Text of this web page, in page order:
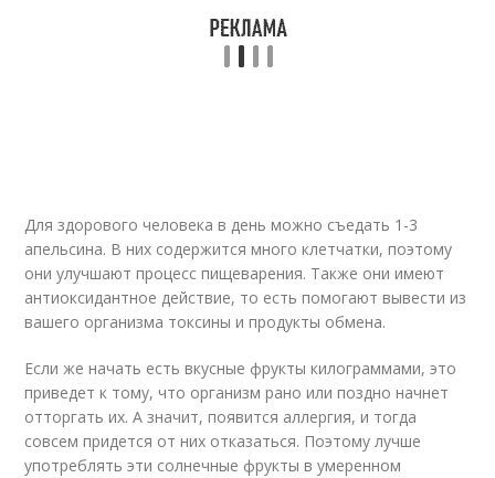
Для здорового человека в день можно съедать 1-3
апельсина. В них содержится много клетчатки, поэтому
они улучшают процесс пищеварения. Также они имеют
антиоксидантное действие, то есть помогают вывести из
вашего организма токсины и продукты обмена.
Если же начать есть вкусные фрукты килограммами, это
приведет к тому, что организм рано или поздно начнет
отторгать их. А значит, появится аллергия, и тогда
совсем придется от них отказаться. Поэтому лучше
употреблять эти солнечные фрукты в умеренном